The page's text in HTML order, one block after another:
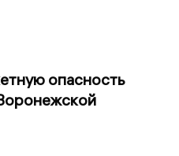
опасность